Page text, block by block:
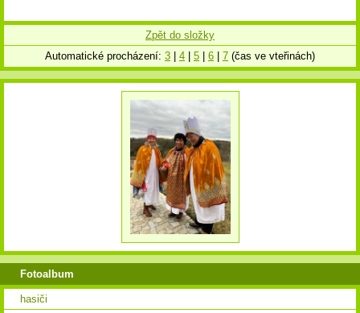
Zpět do složky
Automatické procházení: 3 4 5 6 7 (čas ve vteřinách)
Fotoalbum
hasiči